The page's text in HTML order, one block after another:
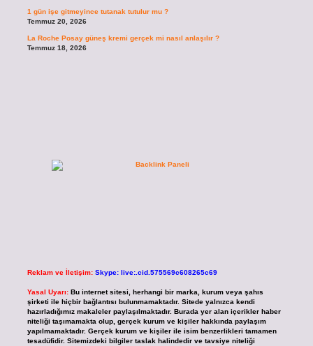
1 gün işe gitmeyince tutanak tutulur mu ?
Temmuz 20, 2026
La Roche Posay güneş kremi gerçek mi nasıl anlaşılır ?
Temmuz 18, 2026
Reklam ve İletişim: Skype: live:.cid.575569c608265c69
Yasal Uyarı: Bu internet sitesi, herhangi bir marka, kurum veya şahıs
şirketi ile hiçbir bağlantısı bulunmamaktadır. Sitede yalnızca kendi
hazırladığımız makaleler paylaşılmaktadır. Burada yer alan içerikler haber
niteliği taşımamakta olup, gerçek kurum ve kişiler hakkında paylaşım
yapılmamaktadır. Gerçek kurum ve kişiler ile isim benzerlikleri tamamen
tesadüfidir. Sitemizdeki bilgiler taslak halindedir ve tavsiye niteliği